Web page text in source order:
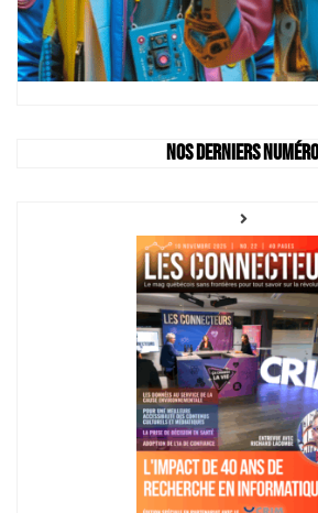
Nos derniers